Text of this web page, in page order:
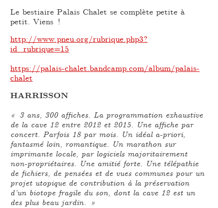
Le bestiaire Palais Chalet se complète petite à
petit. Viens !
http://www.pneu.org/rubrique.php3?
id_rubrique=15
https://palais-chalet.bandcamp.com/album/palais-
chalet
HARRISSON
« 3 ans, 300 affiches. La programmation exhaustive
de la cave 12 entre 2012 et 2015. Une affiche par
concert. Parfois 18 par mois. Un idéal a-priori,
fantasmé loin, romantique. Un marathon sur
imprimante locale, par logiciels majoritairement
non-propriétaires. Une amitié forte. Une télépathie
de fichiers, de pensées et de vues communes pour un
projet utopique de contribution à la préservation
d’un biotope fragile du son, dont la cave 12 est un
des plus beau jardin. »